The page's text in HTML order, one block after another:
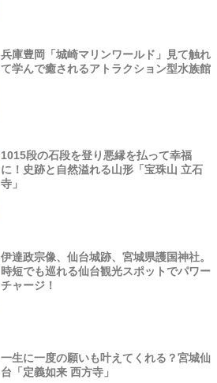
兵庫豊岡「城崎マリンワールド」見て触れ
て学んで癒されるアトラクション型水族館
1015段の石段を登り悪縁を払って幸福
に！史跡と自然溢れる山形「宝珠山 立石
寺」
伊達政宗像、仙台城跡、宮城県護国神社。
時短でも巡れる仙台観光スポットでパワー
チャージ！
一生に一度の願いも叶えてくれる？宮城仙
台「定義如来 西方寺」